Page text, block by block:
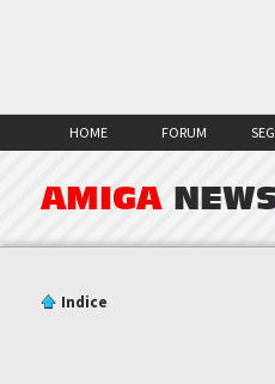
HOME FORUM
AMIGA
Indice